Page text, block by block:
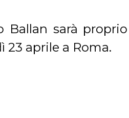
Ballan sarà
aprile a Roma.